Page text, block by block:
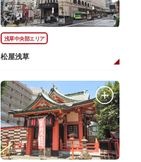
浅草中央部エリア
松屋浅草